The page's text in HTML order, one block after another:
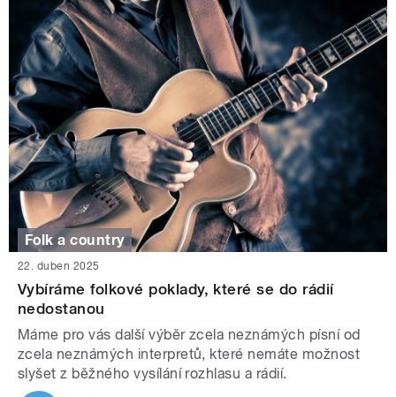
Folk a country
22. duben 2025
Vybíráme folkové poklady, které se do rádií
nedostanou
Máme pro vás další výběr zcela neznámých písní od
zcela neznámých interpretů, které nemáte možnost
slyšet z běžného vysílání rozhlasu a rádií.